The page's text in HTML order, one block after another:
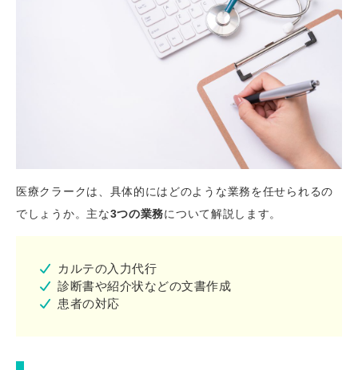
医療クラークは、具体的にはどのような業務を任せられるの
でしょうか。主な3つの業務について解説します。
カルテの入力代行
診断書や紹介状などの文書作成
患者の対応